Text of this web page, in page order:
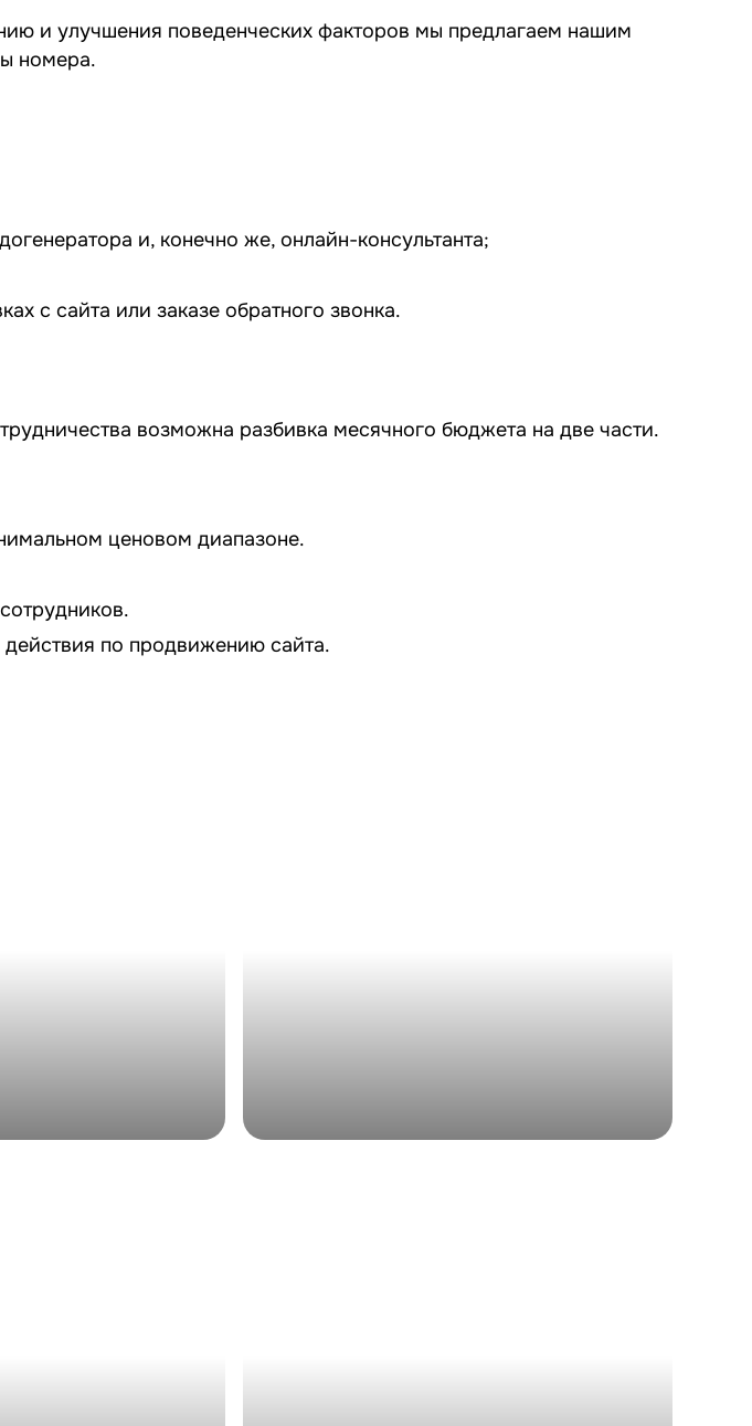
и улучшения поведенческих факторов мы предлагаем нашим
номера.
и, конечно же, онлайн-консультанта;
с сайта или заказе обратного звонка.
возможна разбивка месячного бюджета на две части.
ценовом диапазоне.
по продвижению сайта.